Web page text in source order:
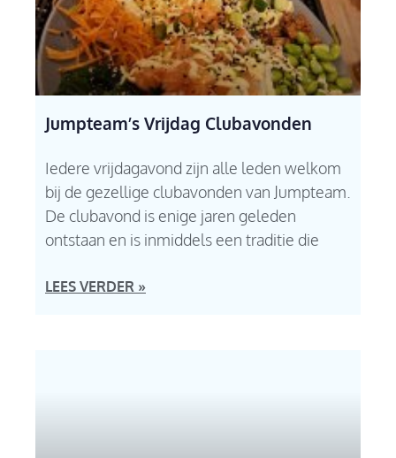
Jumpteam’s Vrijdag Clubavonden
Iedere vrijdagavond zijn alle leden welkom
bij de gezellige clubavonden van Jumpteam.
De clubavond is enige jaren geleden
ontstaan en is inmiddels een traditie die
LEES VERDER »